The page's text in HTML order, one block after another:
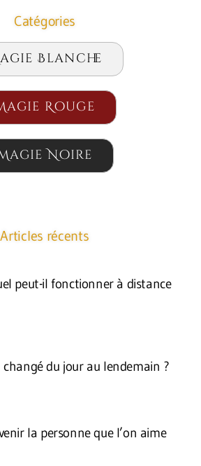
Catégories
Blanche
Rouge
Noire
Articles récents
peut-il fonctionner à distance
du jour au lendemain ?
la personne que l’on aime